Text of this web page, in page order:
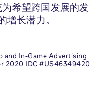
希望跨国发展的发
增长潜力。
and In-Game Advertising
2020 IDC #US46349420